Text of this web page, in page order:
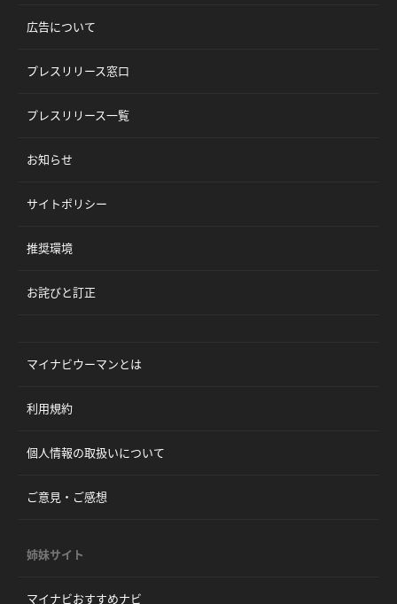
広告について
プレスリリース窓口
プレスリリース一覧
お知らせ
サイトポリシー
推奨環境
お詫びと訂正
マイナビウーマンとは
利用規約
個人情報の取扱いについて
ご意見・ご感想
姉妹サイト
マイナビおすすめナビ